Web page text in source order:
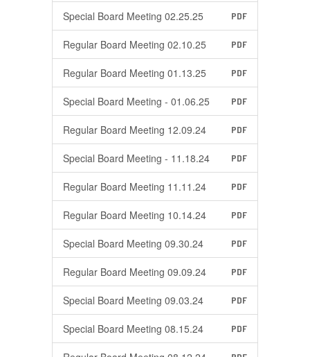
Special Board Meeting 02.25.25 PDF
Regular Board Meeting 02.10.25 PDF
Regular Board Meeting 01.13.25 PDF
Special Board Meeting - 01.06.25 PDF
Regular Board Meeting 12.09.24 PDF
Special Board Meeting - 11.18.24 PDF
Regular Board Meeting 11.11.24 PDF
Regular Board Meeting 10.14.24 PDF
Special Board Meeting 09.30.24 PDF
Regular Board Meeting 09.09.24 PDF
Special Board Meeting 09.03.24 PDF
Special Board Meeting 08.15.24 PDF